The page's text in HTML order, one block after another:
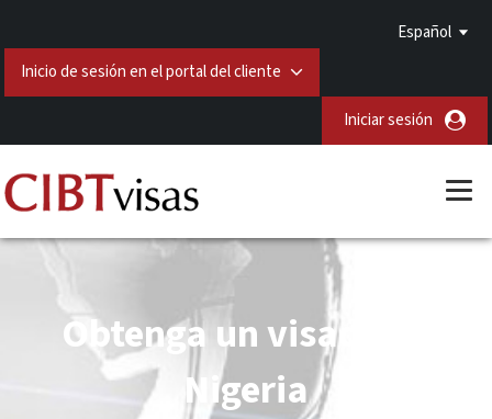
Español
Inicio de sesión en el portal del cliente
Iniciar sesión
Obtenga un visado de
Nigeria